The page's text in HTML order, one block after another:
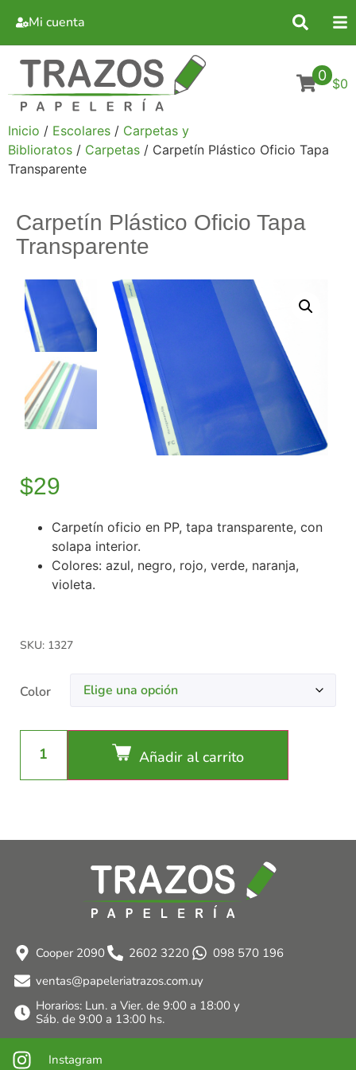
Mi cuenta
0 $0
Inicio / Escolares / Carpetas y
Biblioratos / Carpetas / Carpetín Plástico Oficio Tapa
Transparente
Carpetín Plástico Oficio Tapa
Transparente
$29
Carpetín oficio en PP, tapa transparente, con
solapa interior.
Colores: azul, negro, rojo, verde, naranja,
violeta.
SKU: 1327
Color
Añadir al carrito
Cooper 2090 2602 3220
098 570 196
ventas@papeleriatrazos.com.uy
Horarios: Lun. a Vier. de 9:00 a 18:00 y
Sáb. de 9:00 a 13:00 hs.
Instagram